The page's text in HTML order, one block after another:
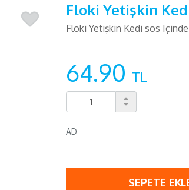
Floki Yetişkin
Floki Yetişkin Kedi sos
64.90 TL
AD
SEPETE